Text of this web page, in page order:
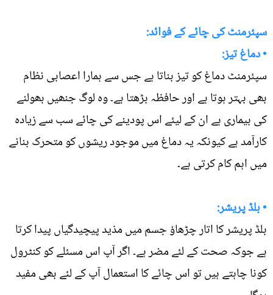
سپئرمنٹ کی چائے کے فوائد:
• دماغ تیز:
سپئرمنٹ دماغ کو تیز بناتا ہے جس سے ہمارا اعصابی نظام
بھی بہتر ہوتا ہے اور حافظہ بڑھتا ہے۔ وہ لوگ جنھیں بھولنے
کی بیماری ہے ان کے لیئے اس پودینے کی چائے سب سے زیادہ
کارآمد ہے کیونکہ یہ دماغ میں موجود ریشوں کو متحرک بنانے
میں اہم کام کرتی ہے۔
• بلڈ پریشر:
بلڈ پریشر کا اتار چڑھاؤ جسم میں مذید پیچیدگیاں پیدا کرتا
ہے جوکہ صحت کے لئے مضر ہے۔ اگر آپ اس مسئلے کو کنٹرول
کونا چاہتے ہیں تو اس چائے کا استعمال آپ کے لئے بھی مفید